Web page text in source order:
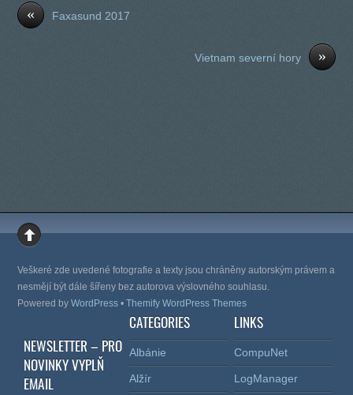
« Faxasund 2017
»
Vietnam severní hory
Veškeré zde uvedené fotografie a texty jsou chráněny autorským právem a
nesmějí být dále šířeny bez autorova výslovného souhlasu.
Powered byWordPress •Themify WordPress Themes
NEWSLETTER – PRO
NOVINKY VYPLŇ
EMAIL
CATEGORIES
Albánie
Alžír
LINKS
CompuNet
LogManager